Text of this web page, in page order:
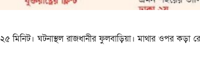
মিনিট। ঘটনাস্থল রাজধানীর ফুলবাড়িয়া। মাথার ওপর কড়া